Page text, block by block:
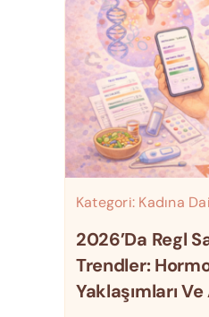
Kategori: Kadına
2026’da Regl
Trendler:
Yaklaşımları